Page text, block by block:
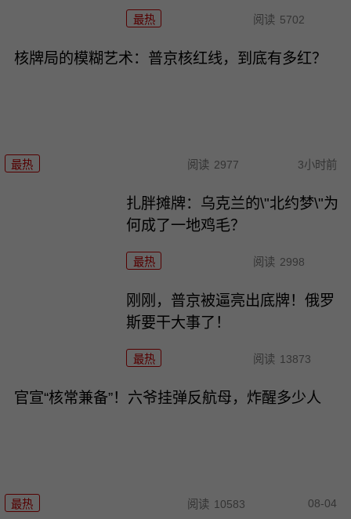
最热 阅读 5702
核牌局的模糊艺术：普京核红线，到底有多红？
最热 阅读 2977 3小时前
扎胖摊牌：乌克兰的\"北约梦\"为
何成了一地鸡毛？
最热 阅读 2998
刚刚，普京被逼亮出底牌！俄罗
斯要干大事了！
最热 阅读 13873
官宣“核常兼备”！六爷挂弹反航母，炸醒多少人
最热 阅读 10583 08-04